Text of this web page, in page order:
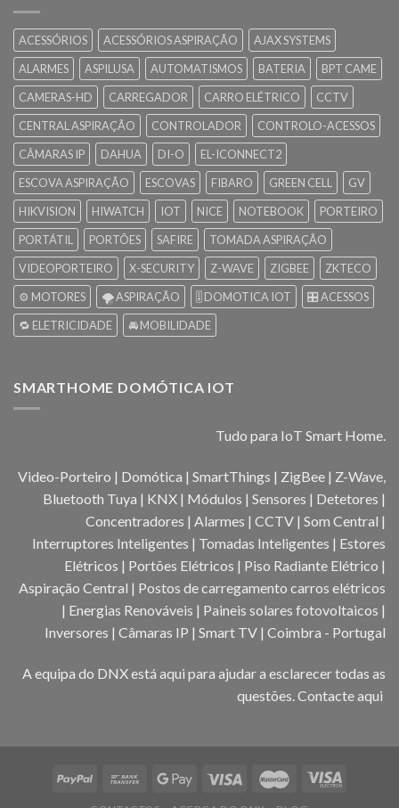
ACESSÓRIOS ACESSÓRIOS ASPIRAÇÃO
AJAX SYSTEMS
ALARMES
ASPILUSA AUTOMATISMOS BATERIA
BPT CAME
CAMERAS-HD
CARREGADOR CARRO ELÉTRICO
CCTV
CENTRAL ASPIRAÇÃO
CONTROLADOR
CONTROLO-ACESSOS
CÂMARAS IP
DAHUA DI-O
EL-ICONNECT2
ESCOVA ASPIRAÇÃO
ESCOVAS FIBARO GREEN CELL
GV
HIKVISION
HIWATCH IOT NICE NOTEBOOK
PORTEIRO
PORTÁTIL
PORTÕES SAFIRE
TOMADA ASPIRAÇÃO
VIDEOPORTEIRO
X-SECURITY Z-WAVE ZIGBEE
ZKTECO
⚙️ MOTORES
🌪️ ASPIRAÇÃO 🎚️ DOMOTICA IOT
🎛️ ACESSOS
🔁 ELETRICIDADE
🚘 MOBILIDADE
SMARTHOME DOMÓTICA IOT
Tudo para IoT Smart Home.
Video-Porteiro | Domótica | SmartThings | ZigBee | Z-Wave,
Bluetooth Tuya | KNX | Módulos | Sensores | Detetores |
Concentradores | Alarmes | CCTV | Som Central |
Interruptores Inteligentes | Tomadas Inteligentes | Estores
Elétricos | Portões Elétricos | Piso Radiante Elétrico |
Aspiração Central | Postos de carregamento carros elétricos
| Energias Renováveis | Paineis solares fotovoltaicos |
Inversores | Câmaras IP | Smart TV | Coimbra - Portugal
A equipa do DNX está aqui para ajudar a esclarecer todas as
questões.Contacte aqui